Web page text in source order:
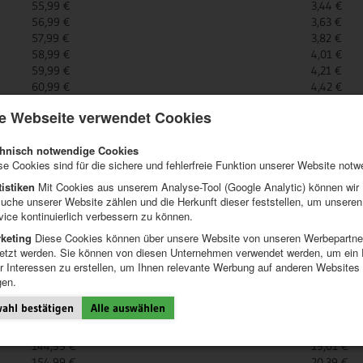
Webseite verwendet Cookies
notwendige Cookies
Cookies sind für die sichere und fehlerfreie Funktion unserer Website
Mit Cookies aus unserem Analyse-Tool (Google Analytic) können wir
unserer Website zählen und die Herkunft dieser feststellen, um unseren
kontinuierlich verbessern zu können.
Diese Cookies können über unsere Website von unseren
werden. Sie können von diesen Unternehmen verwendet werden, um ein
Interessen zu erstellen, um Ihnen relevante Werbung auf anderen Websites
bestätigen Alle auswählen
55,99 €
3,44 €
56,99 €
3,63 €
57,99 €
3,82 €
58,99 €
4,01 €
59,99 €
4,21 €
60,99 €
4,42 €
62,99 €
64,99 €
69,99 €
6,46 €
74,99 €
7,75 €
79,99 €
9,16 €
84,99 €
89,99 €
11,38 €
94,99 €
12,08 €
99,99 €
12,77 €
114,99 €
124,99 €
144,99 €
19,01 €